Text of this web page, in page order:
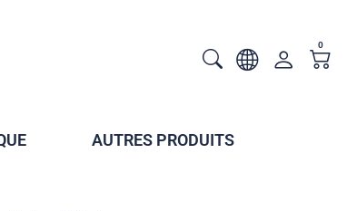
0
AUTRES PRODUITS